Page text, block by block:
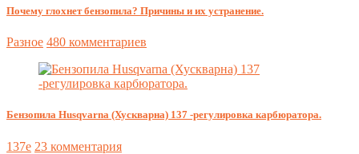
Почему глохнет бензопила? Причины и их устранение.
Разное 480 комментариев
Бензопила Husqvarna (Хускварна) 137 -регулировка карбюратора.
137e 23 комментария